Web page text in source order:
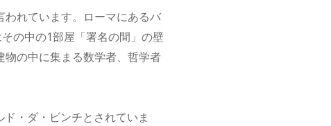
われています。ローマにあるバ
の中の1部屋「署名の間」の壁
の中に集まる数学者、哲学者
・ダ・ビンチとされていま